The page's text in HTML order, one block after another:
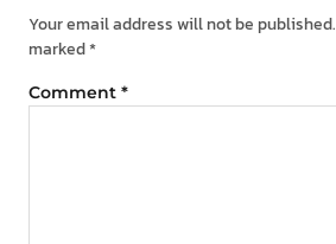
Your email address will not be published.
marked*
Comment *